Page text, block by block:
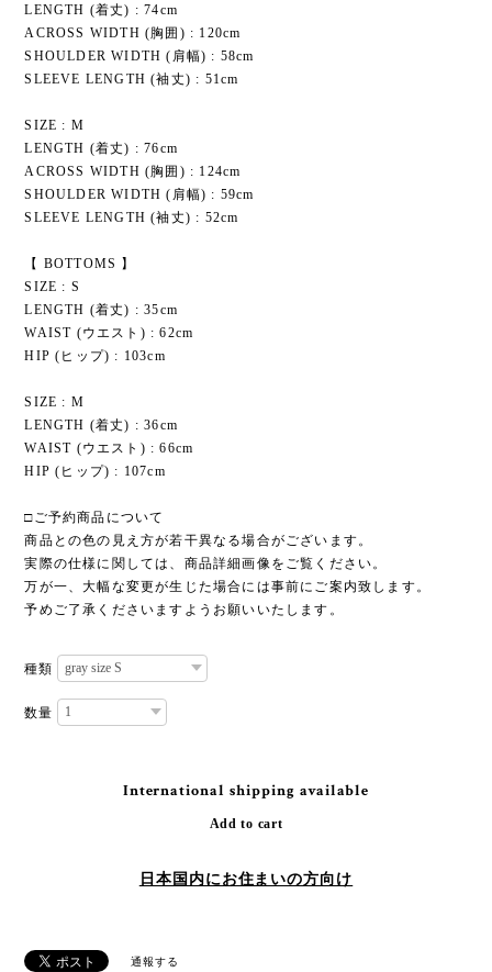
LENGTH (着丈) : 74cm
ACROSS WIDTH (胸囲) : 120cm
SHOULDER WIDTH (肩幅) : 58cm
SLEEVE LENGTH (袖丈) : 51cm
SIZE : M
LENGTH (着丈) : 76cm
ACROSS WIDTH (胸囲) : 124cm
SHOULDER WIDTH (肩幅) : 59cm
SLEEVE LENGTH (袖丈) : 52cm
【 BOTTOMS 】
SIZE : S
LENGTH (着丈) : 35cm
WAIST (ウエスト) : 62cm
HIP (ヒップ) : 103cm
SIZE : M
LENGTH (着丈) : 36cm
WAIST (ウエスト) : 66cm
HIP (ヒップ) : 107cm
□ご予約商品について
商品との色の見え方が若干異なる場合がございます。
実際の仕様に関しては、商品詳細画像をご覧ください。
万が一、大幅な変更が生じた場合には事前にご案内致します。
予めご了承くださいますようお願いいたします。
種類
数量
International shipping available
Add to cart
日本国内にお住まいの方向け
通報する